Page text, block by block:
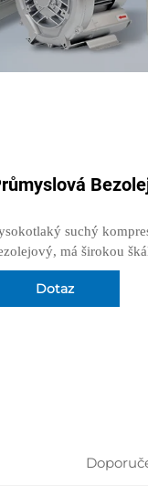
suchý
má širokou
Dotaz